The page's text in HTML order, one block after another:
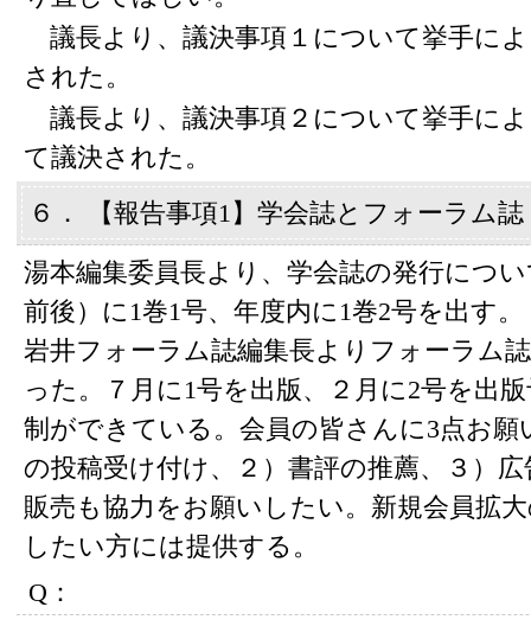
議長より、議決事項１について挙手に
された。
議長より、議決事項２について挙手に
て議決された。
６． 【報告事項1】学会誌とフォーラム誌
湯本編集委員長より、学会誌の発行につ
前後）に1巻1号、年度内に1巻2号を出す。
岩井フォーラム誌編集長よりフォーラム
った。７月に1号を出版、２月に2号を出
制ができている。会員の皆さんに3点お
の投稿受け付け、２）書評の推薦、３）
販売も協力をお願いしたい。新規会員拡
したい方には提供する。
Q：